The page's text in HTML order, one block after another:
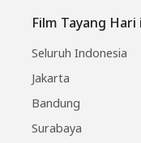
Film Tayang Hari
Seluruh Indonesia
Jakarta
Bandung
Surabaya